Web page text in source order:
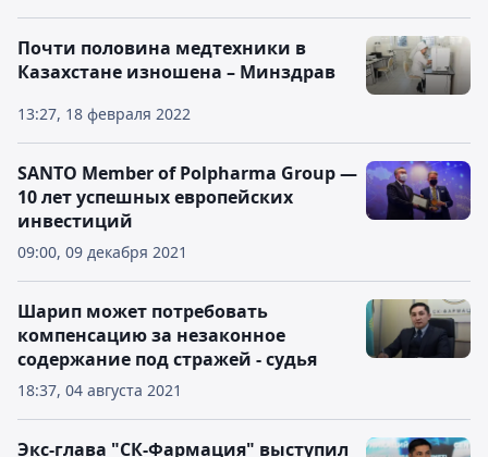
13:27, 18 февраля 2022
Почти половина медтехники в
Казахстане изношена – Минздрав
09:00, 09 декабря 2021
SANTO Member of Polpharma Group —
10 лет успешных европейских
инвестиций
18:37, 04 августа 2021
Шарип может потребовать
компенсацию за незаконное
содержание под стражей - судья
Экс-глава "СК-Фармация" выступил